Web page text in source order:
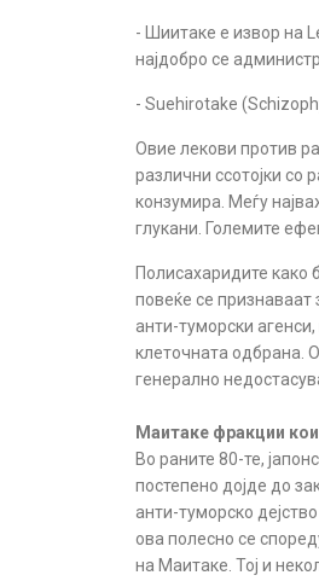
- Шиитаке е извор на
најдобро се
- Suehirotake (
Овие лекови против
различни ссотојки со
конзумира. Меѓу
глукани. Големите
Полисахаридите како
повеќе се
анти-туморски
клеточната одбрана.
генерално
Маитаке фракции
Во раните 80-те,
постепено дојде до
анти-туморско
ова полесно се
на Маитаке. Тој и